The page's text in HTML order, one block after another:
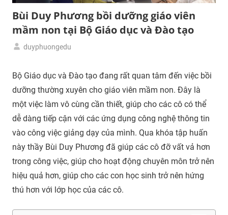
Bùi Duy Phương bồi dưỡng giáo viên
mầm non tại Bộ Giáo dục và Đào tạo
duyphuongedu
huấn
viên
Bộ Giáo dục và Đào tạo đang rất quan tâm đến việc bồi
dưỡng thường xuyên cho giáo viên mầm non. Đây là
một việc làm vô cùng cần thiết, giúp cho các cô có thể
dễ dàng tiếp cận với các ứng dụng công nghệ thông tin
vào công việc giảng dạy của mình. Qua khóa tập huấn
này thầy Bùi Duy Phương đã giúp các cô đỡ vất vả hơn
trong công việc, giúp cho hoạt động chuyên môn trở nên
hiệu quả hơn, giúp cho các con học sinh trở nên hứng
thú hơn với lớp học của các cô.